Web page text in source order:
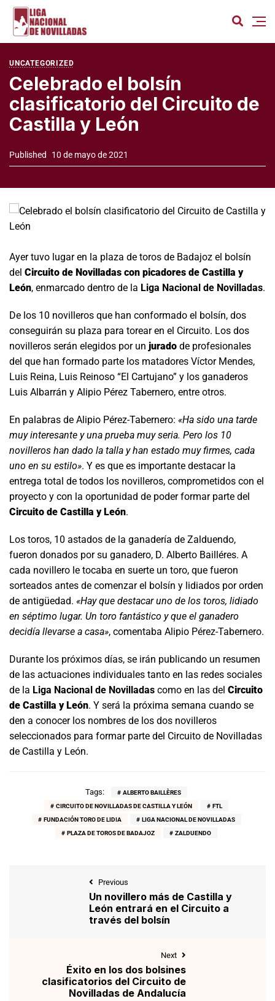
UNCATEGORIZED
Celebrado el bolsín
clasificatorio del Circuito de
Castilla y León
Published 10 de mayo de 2021
Ayer tuvo lugar en la plaza de toros de Badajoz el bolsín
del Circuito de Novilladas con picadores de Castilla y
León, enmarcado dentro de la Liga Nacional de Novilladas.
De los 10 novilleros que han conformado el bolsín, dos
conseguirán su plaza para torear en el Circuito. Los dos
novilleros serán elegidos por un jurado de profesionales
del que han formado parte los matadores Víctor Mendes,
Luis Reina, Luis Reinoso “El Cartujano” y los ganaderos
Luis Albarrán y Alipio Pérez Tabernero, entre otros.
En palabras de Alipio Pérez-Tabernero: «Ha sido una tarde
muy interesante y una prueba muy seria. Pero los 10
novilleros han dado la talla y han estado muy firmes, cada
uno en su estilo». Y es que es importante destacar la
entrega total de todos los novilleros, comprometidos con el
proyecto y con la oportunidad de poder formar parte del
Circuito de Castilla y León.
Los toros, 10 astados de la ganadería de Zalduendo,
fueron donados por su ganadero, D. Alberto Bailléres. A
cada novillero le tocaba en suerte un toro, que fueron
sorteados antes de comenzar el bolsín y lidiados por orden
de antigüedad. «Hay que destacar uno de los toros, lidiado
en séptimo lugar. Un toro fantástico y que el ganadero
decidía llevarse a casa», comentaba Alipio Pérez-Tabernero.
Durante los próximos días, se irán publicando un resumen
de las actuaciones individuales tanto en las redes sociales
de la Liga Nacional de Novilladas como en las del Circuito
de Castilla y León. Y será la próxima semana cuando se
den a conocer los nombres de los dos novilleros
seleccionados para formar parte del Circuito de Novilladas
de Castilla y León.
Tags:
ALBERTO BAILLÈRES
CIRCUITO DE NOVILLADAS DE CASTILLA Y LEÓN
FTL
FUNDACIÓN TORO DE LIDIA
LIGA NACIONAL DE NOVILLADAS
PLAZA DE TOROS DE BADAJOZ
ZALDUENDO
Previous
Un novillero más de Castilla y
León entrará en el Circuito a
través del bolsín
Next
Éxito en los dos bolsines
clasificatorios del Circuito de
Novilladas de Andalucía